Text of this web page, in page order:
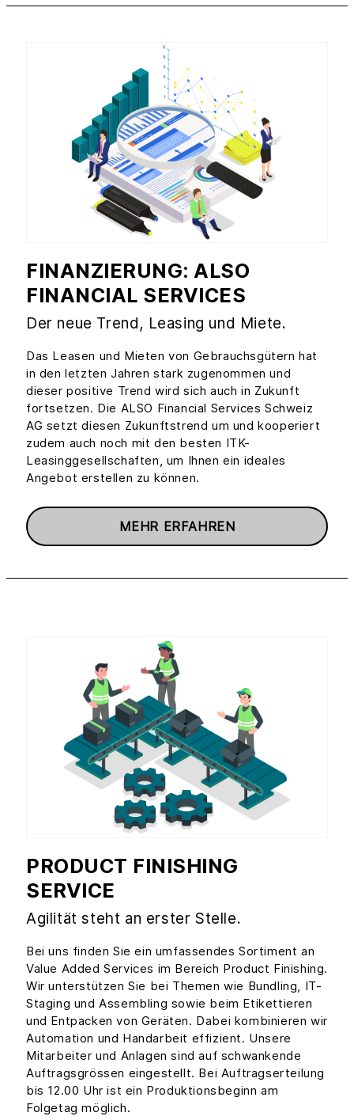
FINANZIERUNG: ALSO
FINANCIAL SERVICES
Der neue Trend, Leasing und Miete.
Das Leasen und Mieten von Gebrauchsgütern hat
in den letzten Jahren stark zugenommen und
dieser positive Trend wird sich auch in Zukunft
fortsetzen. Die ALSO Financial Services Schweiz
AG setzt diesen Zukunftstrend um und kooperiert
zudem auch noch mit den besten ITK-
Leasinggesellschaften, um Ihnen ein ideales
Angebot erstellen zu können.
MEHR ERFAHREN
PRODUCT FINISHING
SERVICE
Agilität steht an erster Stelle.
Bei uns finden Sie ein umfassendes Sortiment an
Value Added Services im Bereich Product Finishing.
Wir unterstützen Sie bei Themen wie Bundling, IT-
Staging und Assembling sowie beim Etikettieren
und Entpacken von Geräten. Dabei kombinieren wir
Automation und Handarbeit effizient. Unsere
Mitarbeiter und Anlagen sind auf schwankende
Auftragsgrössen eingestellt. Bei Auftragserteilung
bis 12.00 Uhr ist ein Produktionsbeginn am
Folgetag möglich.